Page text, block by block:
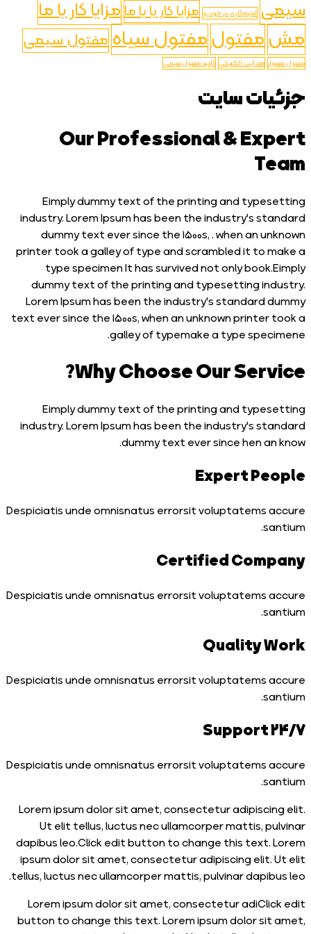
لحیم‌کاری در خودرو مزایا کار با با ما مزایا کار با ما
مفتولمفتول سیاهمفتول سیمی
هدایت الکتریکی کاریرد مفتول سیمی
سایت
Our Professional &
Eimply dummy text of the printing and
industry. Lorem Ipsum has been the industry's
dummy text ever since the 1500s, . when an
printer took a galley of type and scrambled it to
type specimen It has survived not only
dummy text of the printing and typesetting
Lorem Ipsum has been the industry's standard
text ever since the 1500s, when an unknown printer
galley of typemake a type
Why Choose Our
Eimply dummy text of the printing and
industry. Lorem Ipsum has been the industry's
dummy text ever since hen an
Expert
Despiciatis unde omnisnatus errorsit voluptatems
Certified
Despiciatis unde omnisnatus errorsit voluptatems
Quality
Despiciatis unde omnisnatus errorsit voluptatems
Despiciatis unde omnisnatus errorsit voluptatems
Lorem ipsum dolor sit amet, consectetur
Ut elit tellus, luctus nec ullamcorper mattis,
dapibus leo.Click edit button to change this text.
ipsum dolor sit amet, consectetur adipiscing elit.
tellus, luctus nec ullamcorper mattis, pulvinar
Lorem ipsum dolor sit amet, consectetur
button to change this text. Lorem ipsum dolor sit